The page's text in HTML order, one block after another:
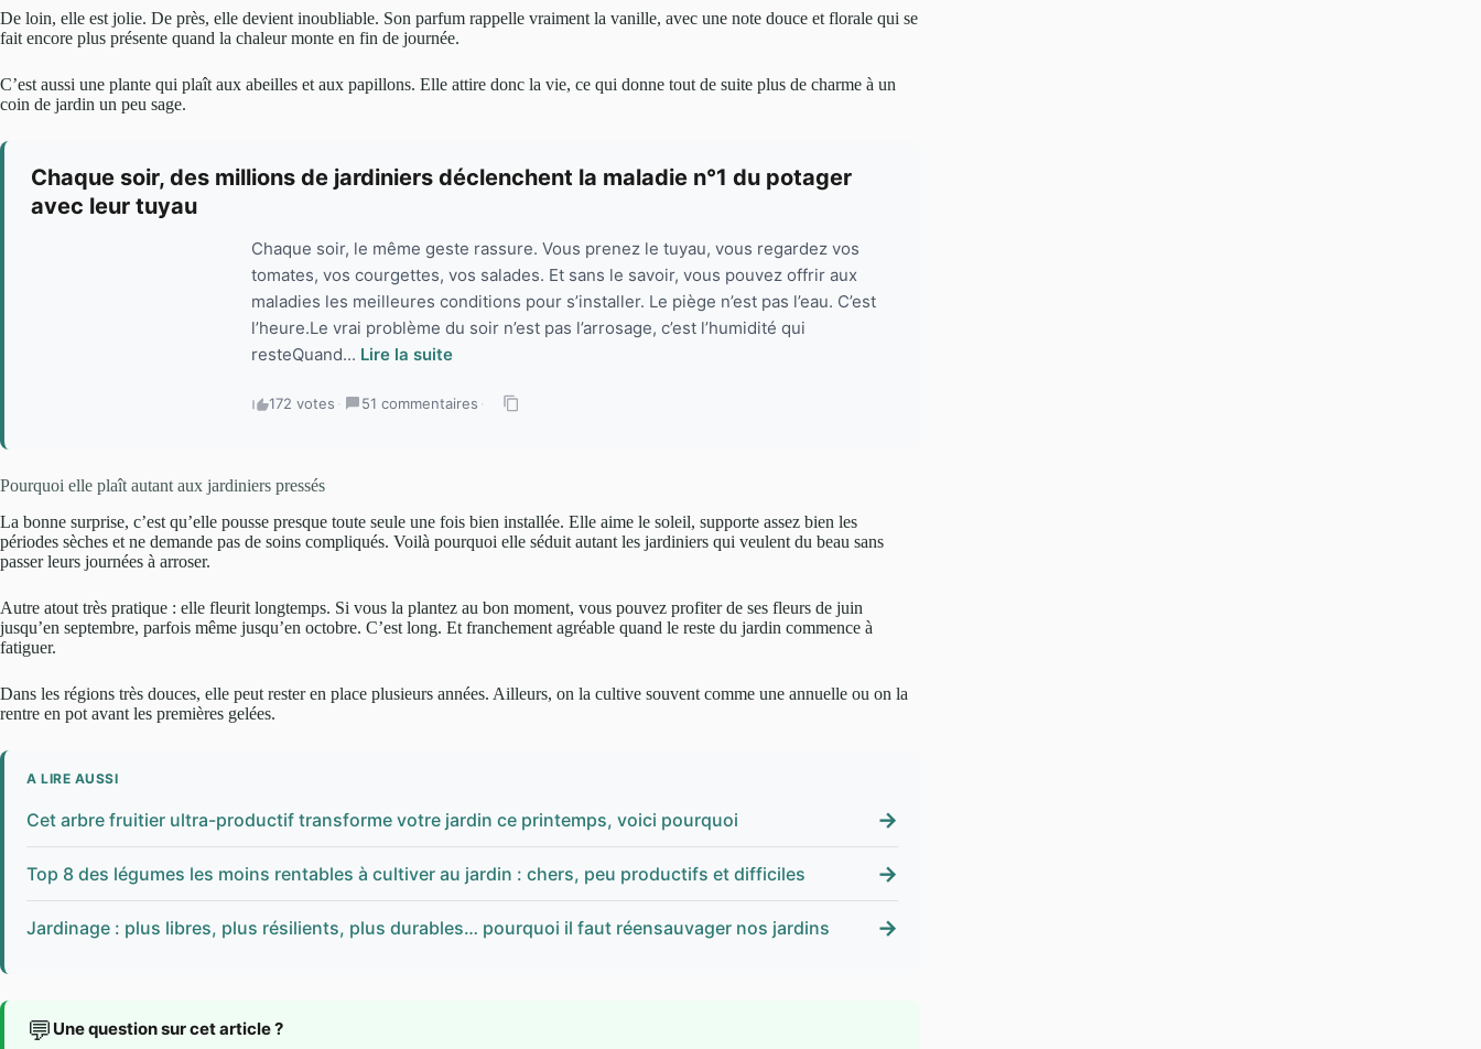
De loin, elle est jolie. De près, elle devient inoubliable. Son parfum rappelle vraiment la vanille, avec une note douce et florale qui se
fait encore plus présente quand la chaleur monte en fin de journée.
C’est aussi une plante qui plaît aux abeilles et aux papillons. Elle attire donc la vie, ce qui donne tout de suite plus de charme à un
coin de jardin un peu sage.
Chaque soir, des millions de jardiniers déclenchent la maladie n°1 du potager
avec leur tuyau
Chaque soir, le même geste rassure. Vous prenez le tuyau, vous regardez vos
tomates, vos courgettes, vos salades. Et sans le savoir, vous pouvez offrir aux
maladies les meilleures conditions pour s’installer. Le piège n’est pas l’eau. C’est
l’heure.Le vrai problème du soir n’est pas l’arrosage, c’est l’humidité qui
resteQuand... Lire la suite
172 votes · 51 commentaires ·
Pourquoi elle plaît autant aux jardiniers pressés
La bonne surprise, c’est qu’elle pousse presque toute seule une fois bien installée. Elle aime le soleil, supporte assez bien les
périodes sèches et ne demande pas de soins compliqués. Voilà pourquoi elle séduit autant les jardiniers qui veulent du beau sans
passer leurs journées à arroser.
Autre atout très pratique : elle fleurit longtemps. Si vous la plantez au bon moment, vous pouvez profiter de ses fleurs de juin
jusqu’en septembre, parfois même jusqu’en octobre. C’est long. Et franchement agréable quand le reste du jardin commence à
fatiguer.
Dans les régions très douces, elle peut rester en place plusieurs années. Ailleurs, on la cultive souvent comme une annuelle ou on la
rentre en pot avant les premières gelées.
A LIRE AUSSI
Cet arbre fruitier ultra-productif transforme votre jardin ce printemps, voici pourquoi →
Top 8 des légumes les moins rentables à cultiver au jardin : chers, peu productifs et difficiles →
Jardinage : plus libres, plus résilients, plus durables… pourquoi il faut réensauvager nos jardins →
💬 Une question sur cet article ?